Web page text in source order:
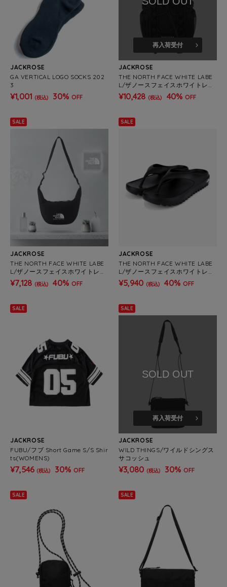
JACKROSE
GA VERTICAL LOGO SOCKS 202
3
¥1,001 (税込) 30% OFF
再入荷受付
JACKROSE
THE NORTH FACE WHITE LABE
L/ザノースフェイスホワイトレー
ベル スーパーワンウェイ-BAG
¥10,428 (税込) 40% OFF
SALE
JACKROSE
THE NORTH FACE WHITE LABE
L/ザノースフェイスホワイトレー
ベル HOBO BAG MINI
¥7,128 (税込) 40% OFF
SALE
JACKROSE
THE NORTH FACE WHITE LABE
L/ザノースフェイスホワイトレー
ベル CAMPER S FLIP
¥5,940 (税込) 40% OFF
SALE
JACKROSE
FUBU/フブ Short Game S/S Shir
ts(WOMENS)
¥7,546 (税込) 30% OFF
SALE
SOLD OUT
再入荷受付
JACKROSE
WILD THINGS/ワイルドシングス
サコッシュ
¥3,080 (税込) 30% OFF
SALE SALE